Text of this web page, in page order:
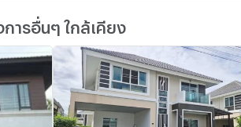
การอื่นๆ ใกล้เคียง